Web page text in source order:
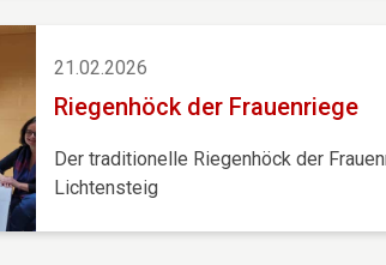
21.02.2026
Riegenhöck der Frauenriege
Der traditionelle Riegenhöck der
Lichtensteig